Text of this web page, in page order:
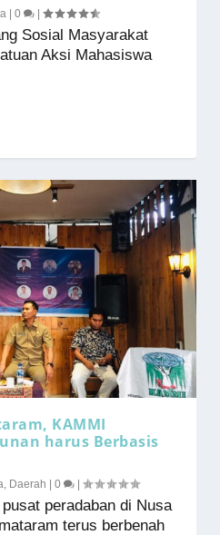
|0 |
Sosial Masyarakat
Aksi Mahasiswa
KAMMI
harus Berbasis
Daerah |0 |
peradaban di Nusa
terus berbenah